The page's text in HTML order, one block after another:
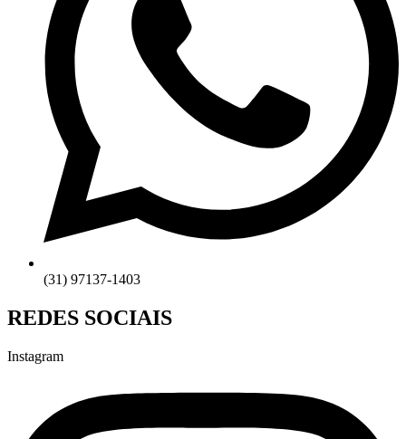
(31) 97137-1403
REDES SOCIAIS
Instagram